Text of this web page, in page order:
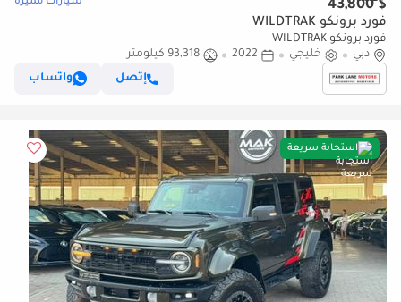
$ 43,800
فورد برونكو WILDTRAK
فورد برونكو WILDTRAK
دبي
خليجي 2022
93,318 كيلومتر
إتصل
واتساب
استجابة سريعة